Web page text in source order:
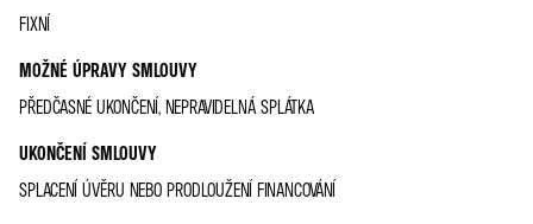
FIXNÍ
MOŽNÉ ÚPRAVY SMLOUVY
PŘEDČASNÉ UKONČENÍ, NEPRAVIDELNÁ SPLÁTKA
UKONČENÍ SMLOUVY
SPLACENÍ ÚVĚRU NEBO PRODLOUŽENÍ FINANCOVÁNÍ